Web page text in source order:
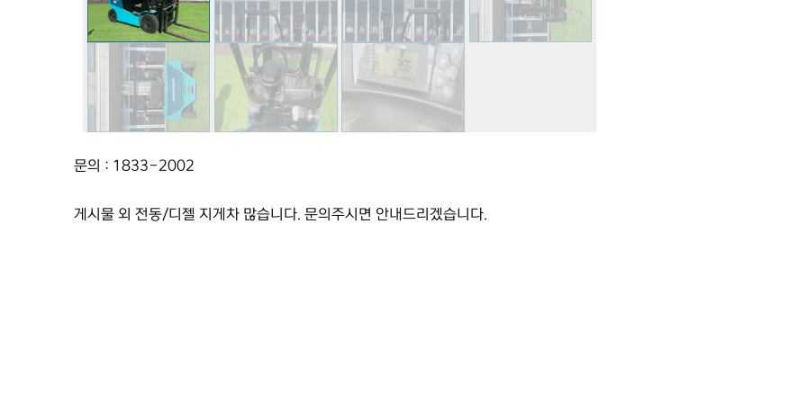
문의 : 1833-2002
게시물 외 전동/디젤 지게차 많습니다. 문의주시면 안내드리겠습니다.